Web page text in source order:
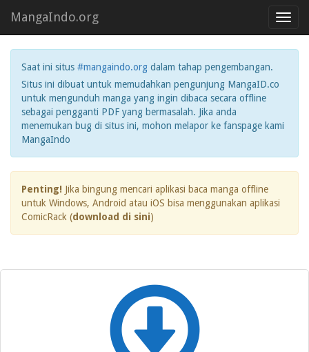
MangaIndo.org
Saat ini situs #mangaindo.org dalam tahap pengembangan.
Situs ini dibuat untuk memudahkan pengunjung MangaID.co
untuk mengunduh manga yang ingin dibaca secara offline
sebagai pengganti PDF yang bermasalah. Jika anda
menemukan bug di situs ini, mohon melapor ke fanspage kami
MangaIndo
Penting! Jika bingung mencari aplikasi baca manga offline
untuk Windows, Android atau iOS bisa menggunakan aplikasi
ComicRack (download di sini)